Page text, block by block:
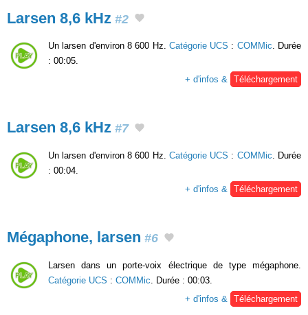
Larsen 8,6 kHz #2
Un larsen d'environ 8 600 Hz. Catégorie UCS : COMMic. Durée
: 00:05.
+ d'infos & Téléchargement
Larsen 8,6 kHz #7
Un larsen d'environ 8 600 Hz. Catégorie UCS : COMMic . Durée
: 00:04.
+ d'infos &
Téléchargement
Mégaphone, larsen #6
Larsen dans un porte-voix électrique de type mégaphone.
Catégorie UCS : COMMic . Durée : 00:03.
+ d'infos &
Téléchargement